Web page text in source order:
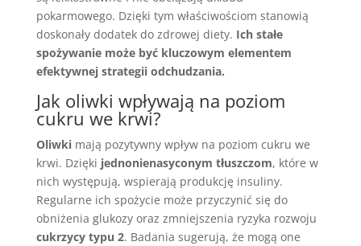
pokarmowego. Dzięki tym właściwościom stanowią
doskonały dodatek do zdrowej diety. Ich stałe
spożywanie może być kluczowym elementem
efektywnej strategii odchudzania.
Jak oliwki wpływają na poziom
cukru we krwi?
Oliwkimają pozytywny wpływ na poziom cukru we
krwi. Dzięki jednonienasyconym tłuszczom, które w
nich występują, wspierają produkcję insuliny.
Regularne ich spożycie może przyczynić się do
obniżenia glukozy oraz zmniejszenia ryzyka rozwoju
cukrzycy typu 2. Badania sugerują, że mogą one